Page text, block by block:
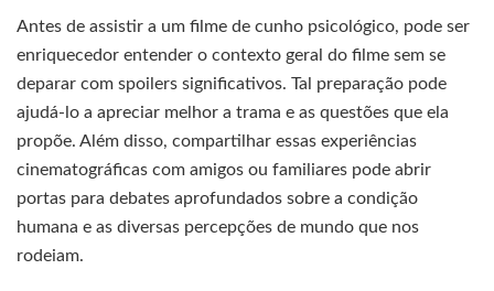
Antes de assistir a um filme de cunho psicológico, pode ser
enriquecedor entender o contexto geral do filme sem se
deparar com spoilers significativos. Tal preparação pode
ajudá-lo a apreciar melhor a trama e as questões que ela
propõe. Além disso, compartilhar essas experiências
cinematográficas com amigos ou familiares pode abrir
portas para debates aprofundados sobre a condição
humana e as diversas percepções de mundo que nos
rodeiam.